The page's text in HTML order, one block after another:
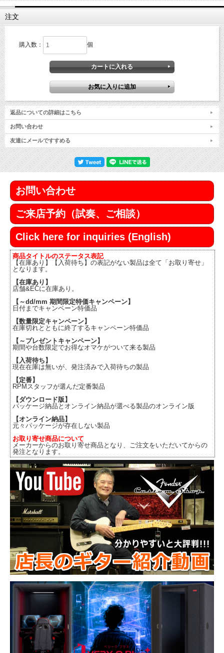
注文
購入数： 個
返品についての詳細はこちら
お問い合わせ
友達にメールですすめる
お問い合わせ
ご来店予約（試奏、ご相談）
Click here for inquiries (English)
商品タイトルのステータス表記
【在庫あり】【入荷待ち】の表記がない製品は全て「お取り寄せ」
となります。
【在庫あり】
店舗&ECに在庫あり。
【～dd/mm 期間限定特価キャンペーン】
日付までキャンペーン特価品
【数量限定キャンペーン】
在庫切れとともに終了するキャンペーン特価品
【～プレゼントキャンペーン】
期間や台数限定でお得なオマケがついて来る製品
【入荷待ち】
現在在庫は無いが、発注済みで入荷待ちの製品
【定番】
RPMスタッフが選んだ定番製品
【ダウンロード版】
パッケージ納品とオンライン納品が選べる製品のオンライン版
【オンライン納品】
元々パッケージが存在しない製品
お取り寄せ商品について
メーカーからのお取り寄せ商品となり、ご注文をいただいてからの
発注となります。